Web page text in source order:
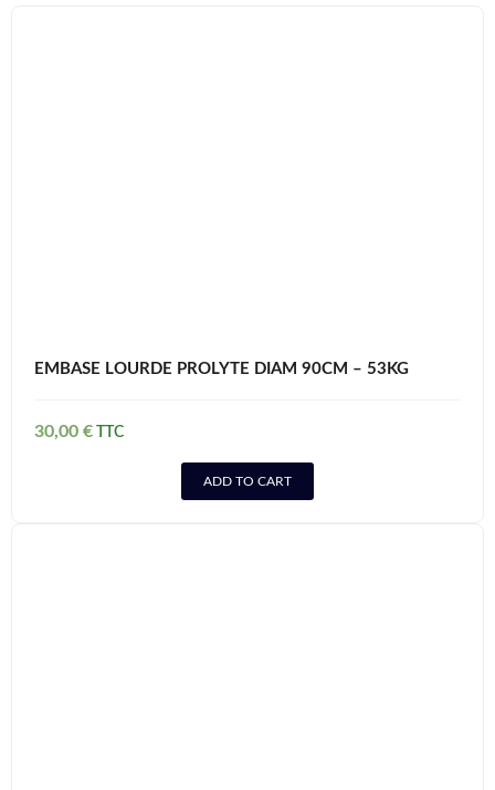
EMBASE LOURDE PROLYTE DIAM 90CM – 53KG
30,00 €
ADD TO CART